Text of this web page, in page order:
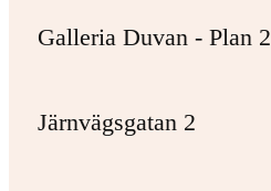
Galleria Duvan - Plan 2
Järnvägsgatan 2